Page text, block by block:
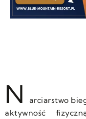
N
arciarstwo
aktywność